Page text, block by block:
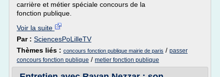
carrière et métier spéciale concours de la
fonction publique.
Voir la suite
Par : SciencesPoLilleTV
Thèmes liés : concours fonction publique mairie de paris / passer
concours fonction publique / metier fonction publique